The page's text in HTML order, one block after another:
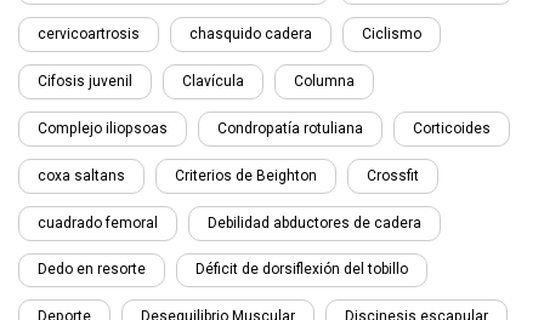
cervicoartrosis chasquido cadera Ciclismo
Cifosis juvenil Clavícula Columna
Complejo iliopsoas Condropatía rotuliana Corticoides
coxa saltans Criterios de Beighton Crossfit
cuadrado femoral Debilidad abductores de cadera
Dedo en resorte Déficit de dorsiflexión del tobillo